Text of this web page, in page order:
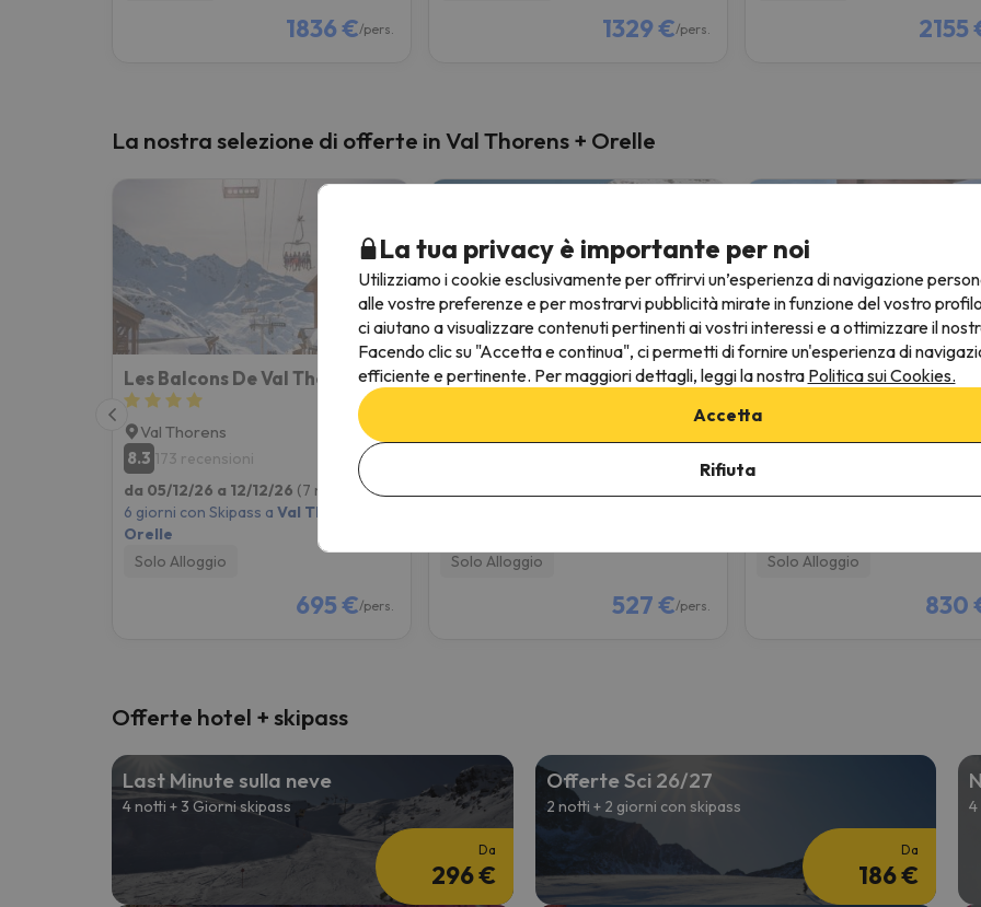
1836 €/pers. 1329 €/pers. 2155
La nostra selezione di offerte in Val Thorens + Orelle
Les Balcons De Val Thorens
Val Thorens
8.3 173 recensioni
da 05/12/26 a 12/12/26 (7 notti)
6 giorni con Skipass a Val Thorens +
Orelle
Solo Alloggio
695 €/pers.
Le Cheval Blanc - Village Montana
Solo Alloggio
527 €/pers.
Solo Alloggio
830
Offerte hotel + skipass
Last Minute sulla neve
4 notti + 3 Giorni skipass
Da
296 €
Offerte Sci 26/27
2 notti + 2 giorni con skipass
Da
186 €
4
La tua privacy è importante per noi
Utilizziamo i cookie esclusivamente per offrirvi un’esperienza di navigazione
alle vostre preferenze e per mostrarvi pubblicità mirate in funzione del vostro
ci aiutano a visualizzare contenuti pertinenti ai vostri interessi e a ottimizzare il
Facendo clic su "Accetta e continua", ci permetti di fornire un'esperienza di
efficiente e pertinente. Per maggiori dettagli, leggi la nostra Politica sui Cookies.
Accetta
Rifiuta